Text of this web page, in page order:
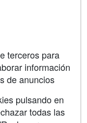
terceros para
información
de anuncios
pulsando en
todas las